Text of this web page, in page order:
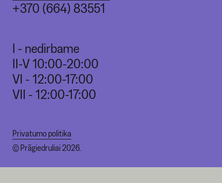
+370 (664) 83551
I - nedirbame
II-V 10:00-20:00
VI - 12:00-17:00
VII - 12:00-17:00
Privatumo politika
© Prãgiedruliai 2026.